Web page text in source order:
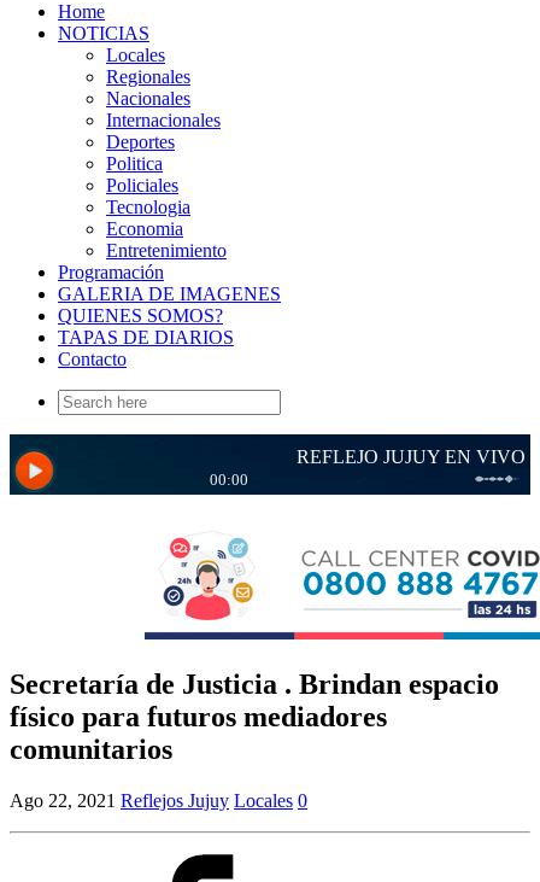
Home
NOTICIAS
Locales
Regionales
Nacionales
Internacionales
Deportes
Politica
Policiales
Tecnologia
Economia
Entretenimiento
Programación
GALERIA DE IMAGENES
QUIENES SOMOS?
TAPAS DE DIARIOS
Contacto
Search
for:
Secretaría de Justicia . Brindan espacio
físico para futuros mediadores
comunitarios
Ago 22, 2021 Reflejos Jujuy Locales 0